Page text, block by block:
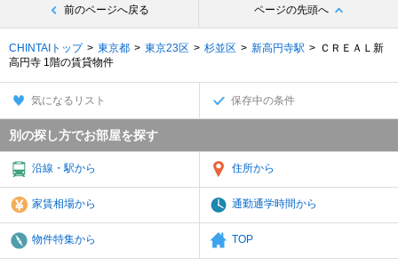
前のページへ戻る ページの先頭へ
CHINTAIトップ 東京都 東京23区 杉並区 新高円寺駅
ＣＲＥＡＬ新
高円寺 1階の賃貸物件
気になるリスト 保存中の条件
別の探し方でお部屋を探す
沿線・駅から 住所から
家賃相場から 通勤通学時間から
物件特集から TOP